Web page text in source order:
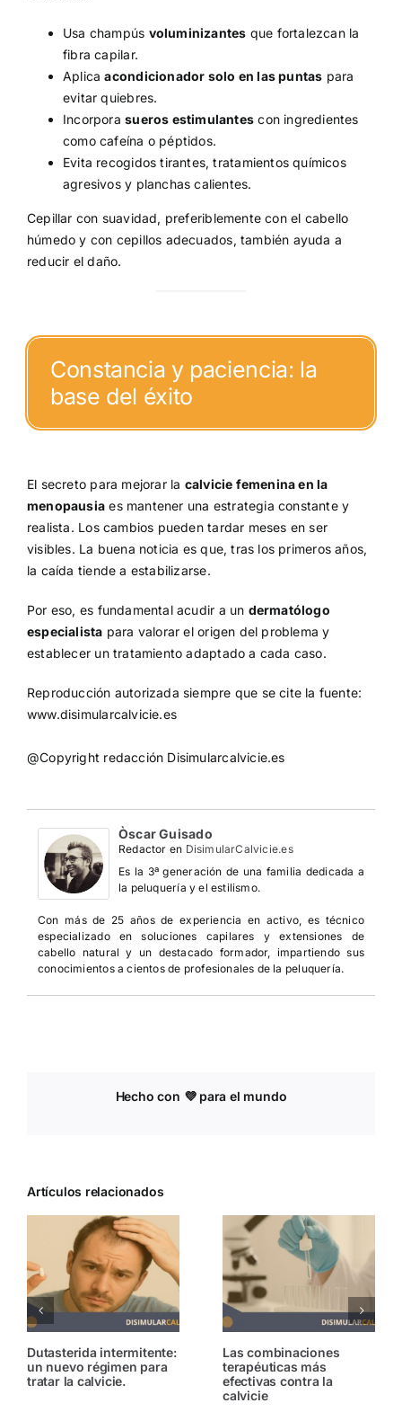
Usa champús voluminizantes que fortalezcan la
fibra capilar.
Aplicaacondicionador solo en las puntas para
evitar quiebres.
Incorporasueros estimulantes con ingredientes
como cafeína o péptidos.
Evita recogidos tirantes, tratamientos químicos
agresivos y planchas calientes.
Cepillar con suavidad, preferiblemente con el cabello
húmedo y con cepillos adecuados, también ayuda a
reducir el daño.
Constancia y paciencia: la
base del éxito
El secreto para mejorar la calvicie femenina en la
menopausia es mantener una estrategia constante y
realista. Los cambios pueden tardar meses en ser
visibles. La buena noticia es que, tras los primeros años,
la caída tiende a estabilizarse.
Por eso, es fundamental acudir a un dermatólogo
especialista para valorar el origen del problema y
establecer un tratamiento adaptado a cada caso.
Reproducción autorizada siempre que se cite la fuente:
www.disimularcalvicie.es
@Copyright redacción Disimularcalvicie.es
Òscar Guisado
Redactor en DisimularCalvicie.es
Es la 3ª generación de una familia dedicada a
la peluquería y el estilismo.
Con más de 25 años de experiencia en activo, es técnico
especializado en soluciones capilares y extensiones de
cabello natural y un destacado formador, impartiendo sus
conocimientos a cientos de profesionales de la peluquería.
Hecho con 💜 para el mundo
Artículos relacionados
combinaciones
más
contra la
Tricopigmentación: qué
es y cómo funciona